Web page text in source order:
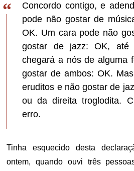
Concordo contigo, e
pode não gostar de
OK. Um cara pode não
gostar de jazz: OK, até
chegará a nós de alguma
gostar de ambos: OK.
eruditos e não gostar de
ou da direita troglodita.
erro.
Tinha esquecido desta
ontem, quando ouvi três